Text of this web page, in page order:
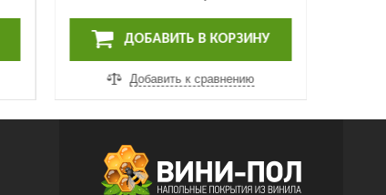
ДОБАВИТЬ В КОРЗИНУ
Добавить к сравнению